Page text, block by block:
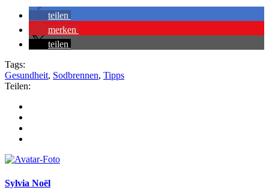
teilen
merken
teilen
Tags:
Gesundheit, Sodbrennen, Tipps
Teilen:
Sylvia Noël